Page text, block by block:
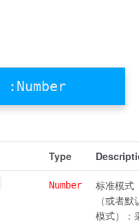
:Number
Type
Number
标准模式
（或者默
模式）：